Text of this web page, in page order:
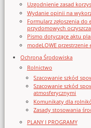
Uzgodnienie zasad
Wydanie opinii na
Formularz zgłoszenia
przydomowych
Pismo dotyczące aktu
modeLOWE
Ochrona Środowiska
Rolnictwo
Szacowanie szkód
Szacowanie szkód
atmosferycznymi
Komunikaty dla
Zasady stosowania
PLANY I PROGRAMY